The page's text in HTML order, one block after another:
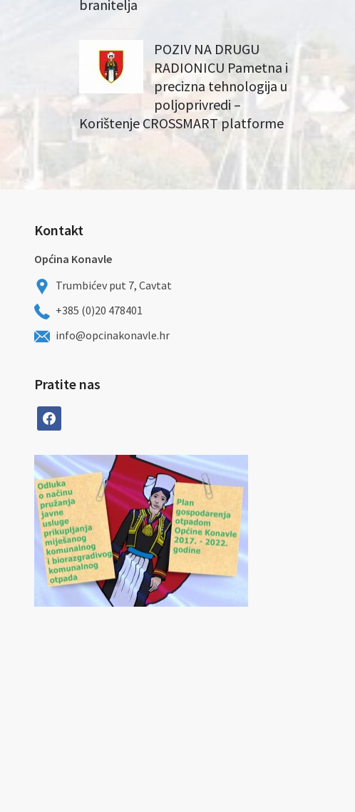
branitelja
POZIV NA DRUGU
RADIONICU Pametna i
precizna tehnologija u
poljoprivredi –
Korištenje CROSSMART platforme
Kontakt
Općina Konavle
Trumbićev put 7, Cavtat
+385 (0)20 478401
info@opcinakonavle.hr
Pratite nas
facebook